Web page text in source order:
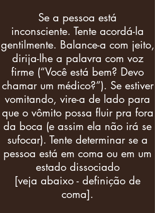
Se a pessoa está
inconsciente. Tente acordá-la
gentilmente. Balance-a com jeito,
dirija-lhe a palavra com voz
firme (“Você está bem? Devo
chamar um médico?”). Se estiver
vomitando, vire-a de lado para
que o vômito possa fluir pra fora
da boca (e assim ela não irá se
sufocar). Tente determinar se a
pessoa está em coma ou em um
estado dissociado
[veja abaixo - definição de
coma].